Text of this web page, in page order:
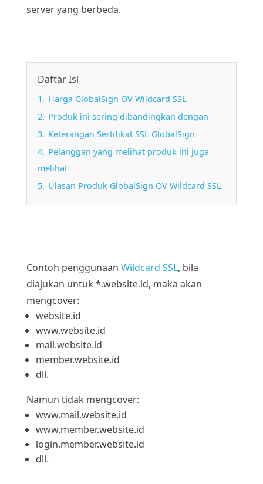
server yang berbeda.
Daftar Isi
1. Harga GlobalSign OV Wildcard SSL
2. Produk ini sering dibandingkan dengan
3. Keterangan Sertifikat SSL GlobalSign
4. Pelanggan yang melihat produk ini juga
melihat
5. Ulasan Produk GlobalSign OV Wildcard SSL
Contoh penggunaan Wildcard SSL, bila
diajukan untuk *.website.id, maka akan
mengcover:
website.id
www.website.id
mail.website.id
member.website.id
dll.
Namun tidak mengcover:
www.mail.website.id
www.member.website.id
login.member.website.id
dll.